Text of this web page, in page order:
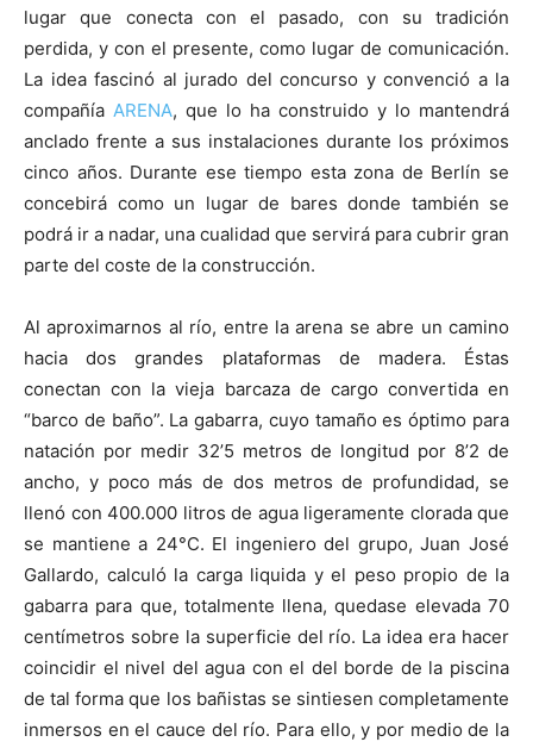
lugar que conecta con el pasado, con su tradición
perdida, y con el presente, como lugar de comunicación.
La idea fascinó al jurado del concurso y convenció a la
compañía ARENA, que lo ha construido y lo mantendrá
anclado frente a sus instalaciones durante los próximos
cinco años. Durante ese tiempo esta zona de Berlín se
concebirá como un lugar de bares donde también se
podrá ir a nadar, una cualidad que servirá para cubrir gran
parte del coste de la construcción.
Al aproximarnos al río, entre la arena se abre un camino
hacia dos grandes plataformas de madera. Éstas
conectan con la vieja barcaza de cargo convertida en
“barco de baño”. La gabarra, cuyo tamaño es óptimo para
natación por medir 32’5 metros de longitud por 8’2 de
ancho, y poco más de dos metros de profundidad, se
llenó con 400.000 litros de agua ligeramente clorada que
se mantiene a 24°C. El ingeniero del grupo, Juan José
Gallardo, calculó la carga liquida y el peso propio de la
gabarra para que, totalmente llena, quedase elevada 70
centímetros sobre la superficie del río. La idea era hacer
coincidir el nivel del agua con el del borde de la piscina
de tal forma que los bañistas se sintiesen completamente
inmersos en el cauce del río. Para ello, y por medio de la